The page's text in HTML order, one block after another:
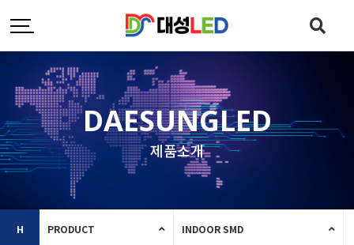
DAESUNGLED
제품소개
H PRODUCT INDOOR SMD